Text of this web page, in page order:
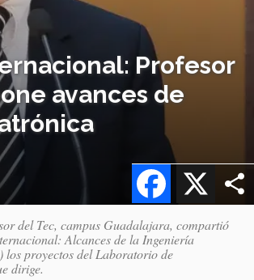
Profesor
avances de
X
Facebook
del Tec, campus Guadalajara, compartió
Alcances de la Ingeniería
los proyectos del Laboratorio de
dirige.